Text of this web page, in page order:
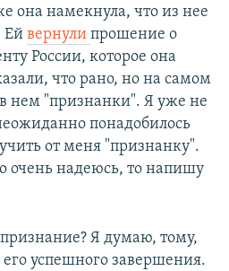
она намекнула, что из нее
Ей вернули прошение о
России, которое она
что рано, но на самом
в нем "признанки". Я уже не
понадобилось
от меня "признанку".
очень надеюсь, то напишу
Я думаю, тому,
его успешного завершения.